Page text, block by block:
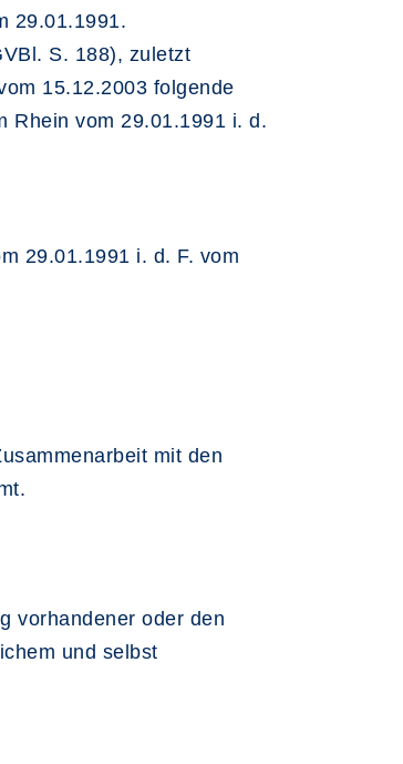
29.01.1991.
S. 188), zuletzt
15.12.2003 folgende
Rhein vom 29.01.1991 i. d.
29.01.1991 i. d. F. vom
mit den
vorhandener oder den
und selbst